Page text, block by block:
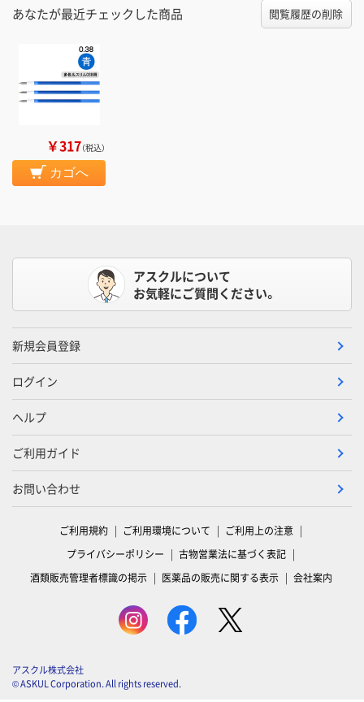
あなたが最近チェックした商品 閲覧履歴の削除
￥317（税込）
カゴへ
アスクルについて
お気軽にご質問ください。
新規会員登録
ログイン
ヘルプ
ご利用ガイド
お問い合わせ
ご利用規約 ご利用環境について
ご利用上の注意
プライバシーポリシー
古物営業法に基づく表記
酒類販売管理者標識の掲示
医薬品の販売に関する表示 会社案内
アスクル株式会社
© ASKUL Corporation. All rights reserved.